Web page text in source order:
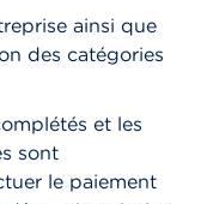
ainsi que
des catégories
et les
sont
le paiement